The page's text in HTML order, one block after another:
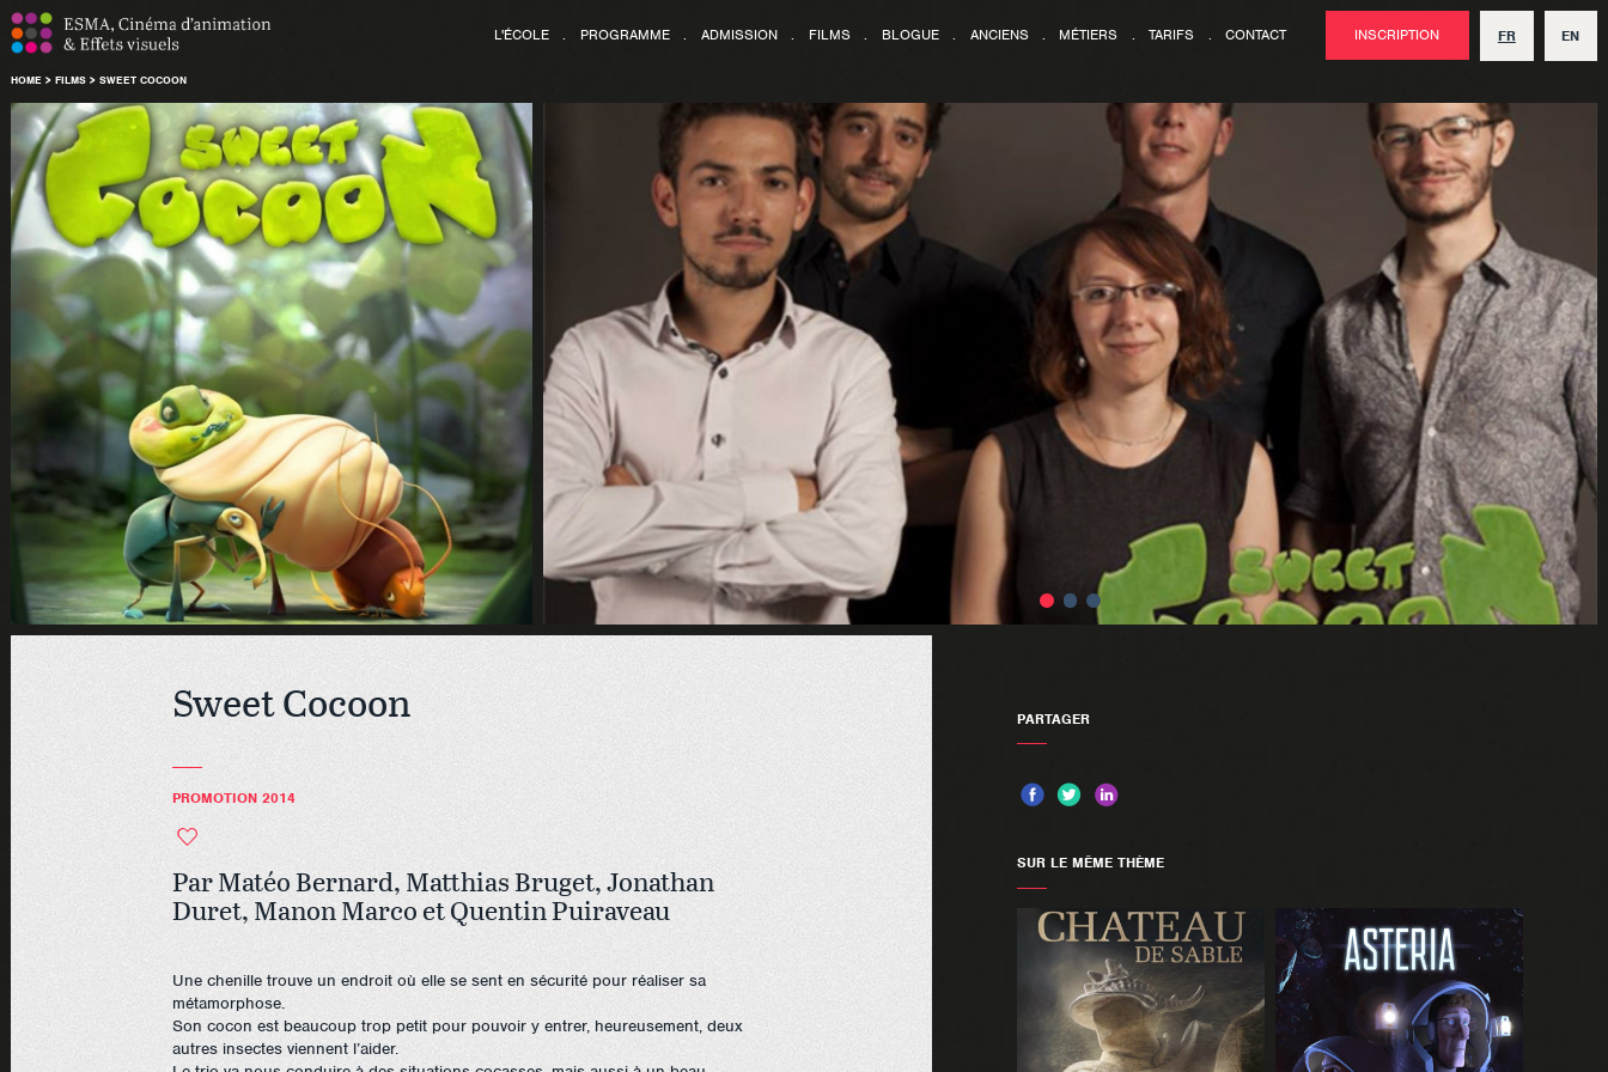
L'ÉCOLE . PROGRAMME . ADMISSION . FILMS . BLOGUE . ANCIENS . MÉTIERS . TARIFS . CONTACT INSCRIPTION EN
FR
HOME> FILMS> SWEET COCOON
Sweet Cocoon
PROMOTION 2014
Par Matéo Bernard, Matthias Bruget, Jonathan
Duret, Manon Marco et Quentin Puiraveau
Une chenille trouve un endroit où elle se sent en sécurité pour réaliser sa
métamorphose.
Son cocon est beaucoup trop petit pour pouvoir y entrer, heureusement, deux
autres insectes viennent l’aider.
PARTAGER
SUR LE MÊME THÈME